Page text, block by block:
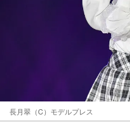
長月翠（C）モデルプレス